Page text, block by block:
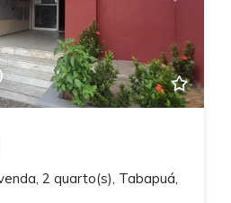
2 quarto(s), Tabapuá,